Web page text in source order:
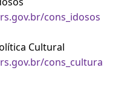
cons_idosos
Cultural
cons_cultura